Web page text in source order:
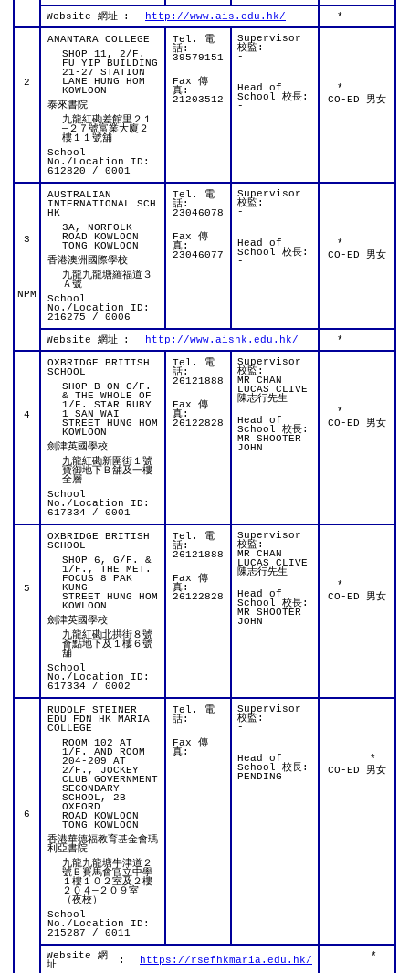
Website 網址 : http://www.ais.edu.hk/ *
2
ANANTARA COLLEGE
SHOP 11, 2/F.
FU YIP BUILDING
21-27 STATION
LANE HUNG HOM
KOWLOON
泰來書院
九龍紅磡差館里２１
—２７號富業大廈２
樓１１號舖
School
No./Location ID:
612820 / 0001
Tel. 電
話:
39579151
Fax 傳
真:
21203512
Supervisor
校監:
-
Head of
School 校長:
-
*
CO-ED 男女
3
NPM
AUSTRALIAN
INTERNATIONAL SCH
HK
3A, NORFOLK
ROAD KOWLOON
TONG KOWLOON
香港澳洲國際學校
九龍九龍塘羅福道３
Ａ號
School
No./Location ID:
216275 / 0006
Tel. 電
話:
23046078
Fax 傳
真:
23046077
Supervisor
校監:
-
Head of
School 校長:
-
*
CO-ED 男女
Website 網址 : http://www.aishk.edu.hk/ *
4
OXBRIDGE BRITISH
SCHOOL
SHOP B ON G/F.
& THE WHOLE OF
1/F. STAR RUBY
1 SAN WAI
STREET HUNG HOM
KOWLOON
劍津英國學校
九龍紅磡新圍街１號
寶御地下Ｂ舖及一樓
全層
School
No./Location ID:
617334 / 0001
Tel. 電
話:
26121888
Fax 傳
真:
26122828
Supervisor
校監:
MR CHAN
LUCAS CLIVE
陳志行先生
Head of
School 校長:
MR SHOOTER
JOHN
*
CO-ED 男女
5
OXBRIDGE BRITISH
SCHOOL
SHOP 6, G/F. &
1/F., THE MET.
FOCUS 8 PAK
KUNG
STREET HUNG HOM
KOWLOON
劍津英國學校
九龍紅磡北拱街８號
薈點地下及１樓６號
舖
School
No./Location ID:
617334 / 0002
Tel. 電
話:
26121888
Fax 傳
真:
26122828
Supervisor
校監:
MR CHAN
LUCAS CLIVE
陳志行先生
Head of
School 校長:
MR SHOOTER
JOHN
*
CO-ED 男女
6
RUDOLF STEINER
EDU FDN HK MARIA
COLLEGE
ROOM 102 AT
1/F. AND ROOM
204-209 AT
2/F., JOCKEY
CLUB GOVERNMENT
SECONDARY
SCHOOL, 2B
OXFORD
ROAD KOWLOON
TONG KOWLOON
香港華德福教育基金會瑪
利亞書院
九龍九龍塘牛津道２
號Ｂ賽馬會官立中學
１樓１０２室及２樓
２０４—２０９室
（夜校）
School
No./Location ID:
215287 / 0011
Tel. 電
話:
Fax 傳
真:
Supervisor
校監:
-
Head of
School 校長:
PENDING
*
CO-ED 男女
Website 網
址
: https://rsefhkmaria.edu.hk/ *